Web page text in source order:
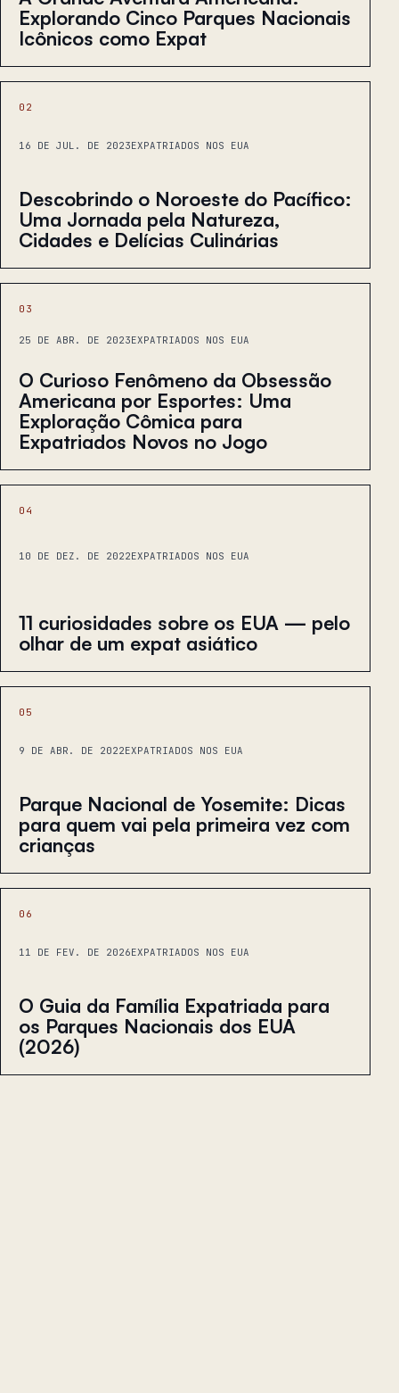
Explorando Cinco Parques Nacionais
Icônicos como Expat
02
16 DE JUL. DE 2023EXPATRIADOS NOS EUA
Descobrindo o Noroeste do Pacífico:
Uma Jornada pela Natureza,
Cidades e Delícias Culinárias
03
25 DE ABR. DE 2023EXPATRIADOS NOS EUA
O Curioso Fenômeno da Obsessão
Americana por Esportes: Uma
Exploração Cômica para
Expatriados Novos no Jogo
04
10 DE DEZ. DE 2022EXPATRIADOS NOS EUA
11 curiosidades sobre os EUA — pelo
olhar de um expat asiático
05
9 DE ABR. DE 2022EXPATRIADOS NOS EUA
Parque Nacional de Yosemite: Dicas
para quem vai pela primeira vez com
crianças
06
11 DE FEV. DE 2026EXPATRIADOS NOS EUA
O Guia da Família Expatriada para
os Parques Nacionais dos EUA
(2026)